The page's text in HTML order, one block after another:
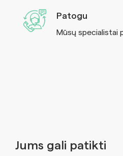
Patogu
Mūsų specialistai
Jums gali patikti